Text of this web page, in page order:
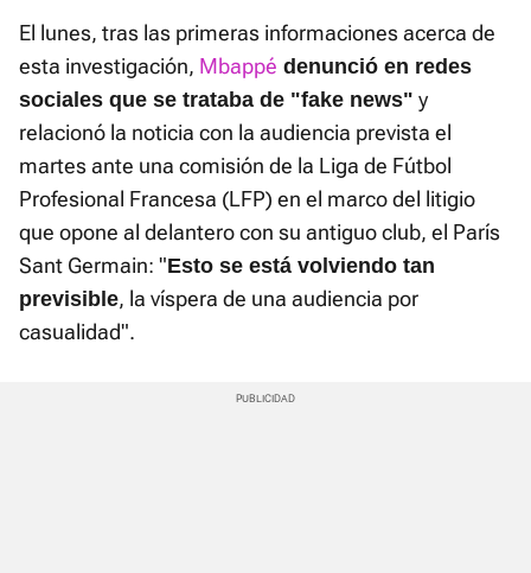
El lunes, tras las primeras informaciones acerca de
esta investigación, Mbappé denunció en redes
sociales que se trataba de "fake news" y
relacionó la noticia con la audiencia prevista el
martes ante una comisión de la Liga de Fútbol
Profesional Francesa (LFP) en el marco del litigio
que opone al delantero con su antiguo club, el París
Sant Germain: "Esto se está volviendo tan
previsible, la víspera de una audiencia por
casualidad".